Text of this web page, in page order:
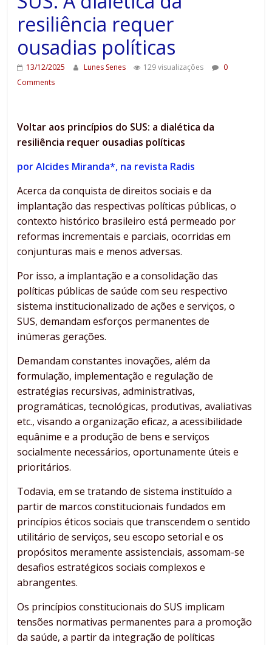
resiliência requer
ousadias políticas
13/12/2025 Lunes Senes 129 visualizações
0
Comments
Voltar aos princípios do SUS: a dialética da
resiliência requer ousadias políticas
por Alcides Miranda*, na revista Radis
Acerca da conquista de direitos sociais e da
implantação das respectivas políticas públicas, o
contexto histórico brasileiro está permeado por
reformas incrementais e parciais, ocorridas em
conjunturas mais e menos adversas.
Por isso, a implantação e a consolidação das
políticas públicas de saúde com seu respectivo
sistema institucionalizado de ações e serviços, o
SUS, demandam esforços permanentes de
inúmeras gerações.
Demandam constantes inovações, além da
formulação, implementação e regulação de
estratégias recursivas, administrativas,
programáticas, tecnológicas, produtivas, avaliativas
etc., visando a organização eficaz, a acessibilidade
equânime e a produção de bens e serviços
socialmente necessários, oportunamente úteis e
prioritários.
Todavia, em se tratando de sistema instituído a
partir de marcos constitucionais fundados em
princípios éticos sociais que transcendem o sentido
utilitário de serviços, seu escopo setorial e os
propósitos meramente assistenciais, assomam-se
desafios estratégicos sociais complexos e
abrangentes.
Os princípios constitucionais do SUS implicam
tensões normativas permanentes para a promoção
da saúde, a partir da integração de políticas